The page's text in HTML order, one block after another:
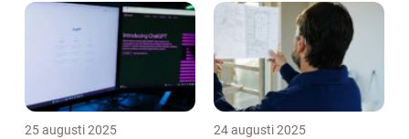
25 augusti 2025 24 augusti 2025